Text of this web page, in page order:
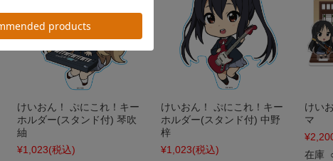
けいおん！ ぷにこれ！キー
ホルダー(スタンド付) 琴吹
紬
¥1,023(税込)
けいおん！ ぷにこれ！キー
ホルダー(スタンド付) 中野
梓
¥1,023(税込)
けい
マ
在庫